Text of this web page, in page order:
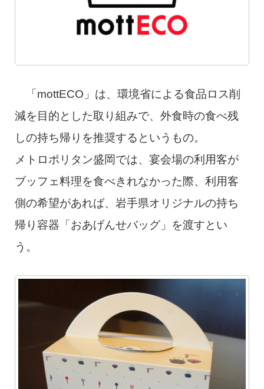
「mottECO」は、環境省による食品ロス削
減を目的とした取り組みで、外食時の食べ残
しの持ち帰りを推奨するというもの。
メトロポリタン盛岡では、宴会場の利用客が
ブッフェ料理を食べきれなかった際、利用客
側の希望があれば、岩手県オリジナルの持ち
帰り容器「おあげんせバッグ」を渡すとい
う。